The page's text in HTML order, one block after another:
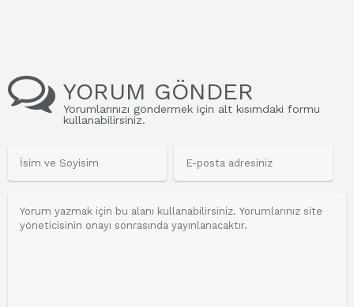
YORUM GÖNDER
Yorumlarınızı göndermek için alt kısımdaki formu
kullanabilirsiniz.